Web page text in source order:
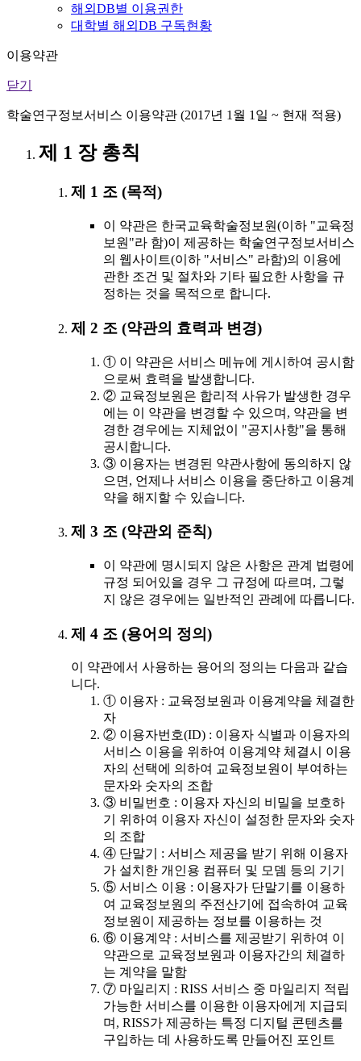
해외DB별 이용권한
대학별 해외DB 구독현황
이용약관
닫기
학술연구정보서비스 이용약관 (2017년 1월 1일 ~ 현재 적용)
제 1 장 총칙
제 1 조 (목적)
이 약관은 한국교육학술정보원(이하 "교육정
보원"라 함)이 제공하는 학술연구정보서비스
의 웹사이트(이하 "서비스" 라함)의 이용에
관한 조건 및 절차와 기타 필요한 사항을 규
정하는 것을 목적으로 합니다.
제 2 조 (약관의 효력과 변경)
① 이 약관은 서비스 메뉴에 게시하여 공시함
으로써 효력을 발생합니다.
② 교육정보원은 합리적 사유가 발생한 경우
에는 이 약관을 변경할 수 있으며, 약관을 변
경한 경우에는 지체없이 "공지사항"을 통해
공시합니다.
③ 이용자는 변경된 약관사항에 동의하지 않
으면, 언제나 서비스 이용을 중단하고 이용계
약을 해지할 수 있습니다.
제 3 조 (약관외 준칙)
이 약관에 명시되지 않은 사항은 관계 법령에
규정 되어있을 경우 그 규정에 따르며, 그렇
지 않은 경우에는 일반적인 관례에 따릅니다.
제 4 조 (용어의 정의)
이 약관에서 사용하는 용어의 정의는 다음과 같습
니다.
① 이용자 : 교육정보원과 이용계약을 체결한
자
② 이용자번호(ID) : 이용자 식별과 이용자의
서비스 이용을 위하여 이용계약 체결시 이용
자의 선택에 의하여 교육정보원이 부여하는
문자와 숫자의 조합
③ 비밀번호 : 이용자 자신의 비밀을 보호하
기 위하여 이용자 자신이 설정한 문자와 숫자
의 조합
④ 단말기 : 서비스 제공을 받기 위해 이용자
가 설치한 개인용 컴퓨터 및 모뎀 등의 기기
⑤ 서비스 이용 : 이용자가 단말기를 이용하
여 교육정보원의 주전산기에 접속하여 교육
정보원이 제공하는 정보를 이용하는 것
⑥ 이용계약 : 서비스를 제공받기 위하여 이
약관으로 교육정보원과 이용자간의 체결하
는 계약을 말함
⑦ 마일리지 : RISS 서비스 중 마일리지 적립
가능한 서비스를 이용한 이용자에게 지급되
며, RISS가 제공하는 특정 디지털 콘텐츠를
구입하는 데 사용하도록 만들어진 포인트